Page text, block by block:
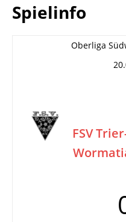
Spielinfo
Oberliga
FSV